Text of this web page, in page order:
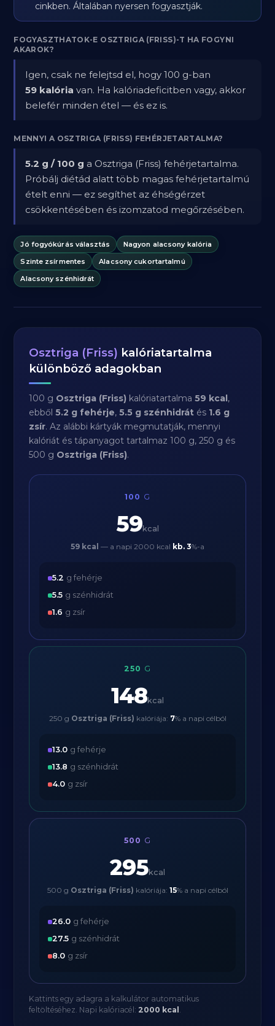
cinkben. Általában nyersen fogyasztják.
FOGYASZTHATOK-E OSZTRIGA (FRISS)-T HA FOGYNI
AKAROK?
Igen, csak ne felejtsd el, hogy 100 g-ban
59 kalória van. Ha kalóriadeficitben vagy, akkor
belefér minden étel — és ez is.
MENNYI A OSZTRIGA (FRISS) FEHÉRJETARTALMA?
5.2 g / 100 g a Osztriga (Friss) fehérjetartalma.
Próbálj diétád alatt több magas fehérjetartalmú
ételt enni — ez segíthet az éhségérzet
csökkentésében és izomzatod megőrzésében.
Jó fogyókúrás választás
Nagyon alacsony kalória
Szinte zsírmentes
Alacsony cukortartalmú
Alacsony szénhidrát
Osztriga (Friss) kalóriatartalma
különböző adagokban
100 g Osztriga (Friss) kalóriatartalma59 kcal,
ebből5.2 g fehérje,5.5 g szénhidrát és 1.6 g
zsír. Az alábbi kártyák megmutatják, mennyi
kalóriát és tápanyagot tartalmaz 100 g, 250 g és
500 g Osztriga (Friss).
100 G
59kcal
59 kcal — a napi 2000 kcal kb. 3%-a
5.2 g fehérje
5.5 g szénhidrát
1.6 g zsír
250 G
148kcal
250 g Osztriga (Friss) kalóriája: 7% a napi célból
13.0 g fehérje
13.8 g szénhidrát
4.0 g zsír
500 G
295kcal
500 g Osztriga (Friss) kalóriája: 15% a napi célból
26.0 g fehérje
27.5 g szénhidrát
8.0 g zsír
Kattints egy adagra a kalkulátor automatikus
feltöltéséhez. Napi kalóriacél: 2000 kcal .